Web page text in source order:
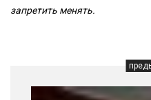
запретить менять.